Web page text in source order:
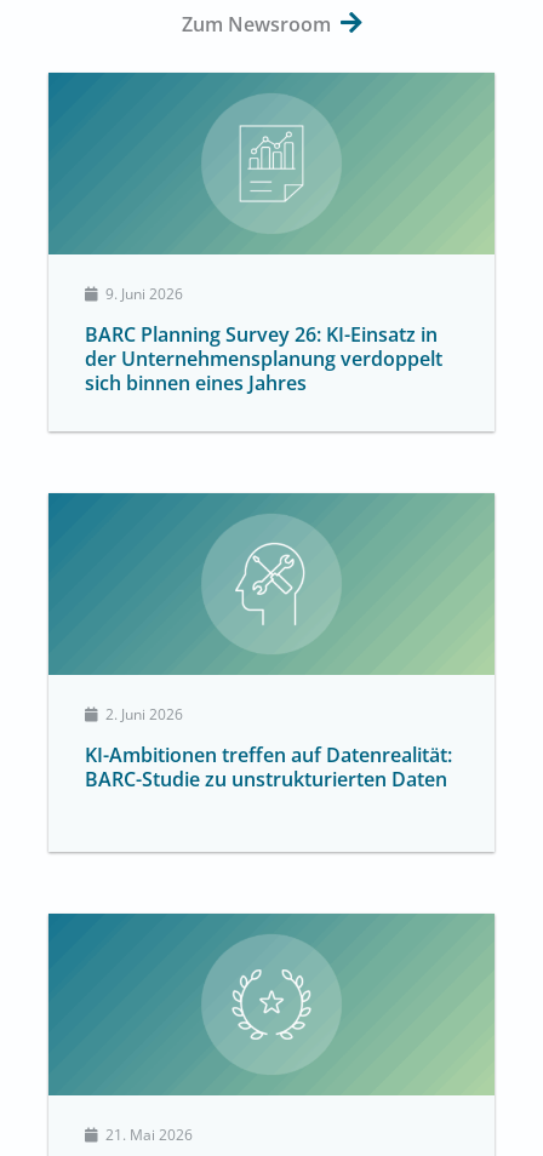
Zum Newsroom
9. Juni 2026
BARC Planning Survey 26: KI-Einsatz in
der Unternehmensplanung verdoppelt
sich binnen eines Jahres
2. Juni 2026
KI-Ambitionen treffen auf Datenrealität:
BARC-Studie zu unstrukturierten Daten
21. Mai 2026